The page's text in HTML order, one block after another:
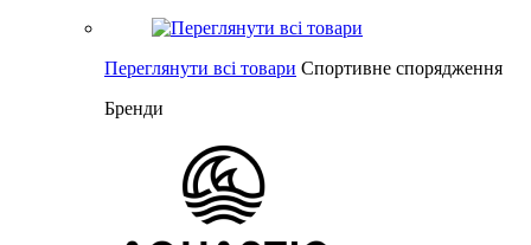
Переглянути всі товари Спортивне спорядження
Бренди